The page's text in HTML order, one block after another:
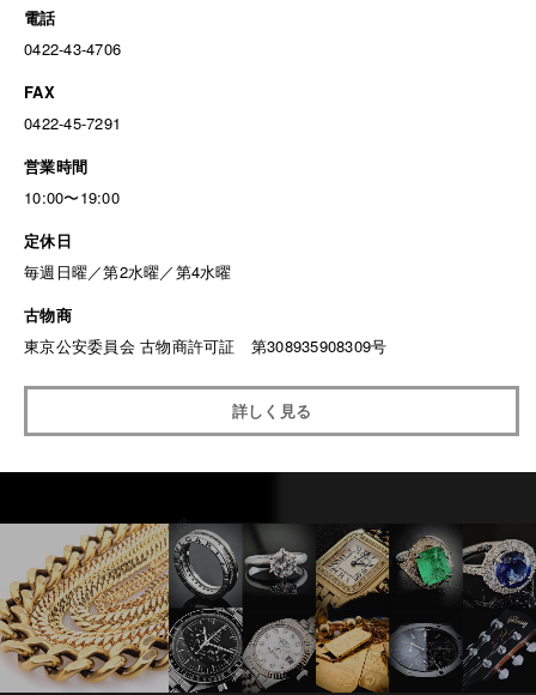
電話
0422-43-4706
FAX
0422-45-7291
営業時間
10:00〜19:00
定休日
毎週日曜／第2水曜／第4水曜
古物商
東京公安委員会 古物商許可証 第308935908309号
詳しく見る